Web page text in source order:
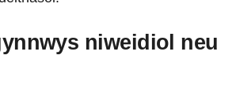
niweidiol neu